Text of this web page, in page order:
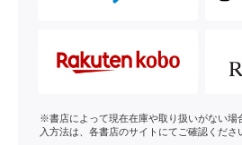
※書店によって現在在庫や取り扱いがない場
入方法は、各書店のサイトにてご確認くださ